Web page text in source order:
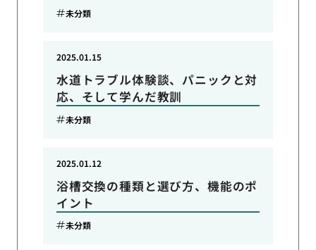
未分類
水道トラブル体験談、パニックと対
応、そして学んだ教訓
2025.01.15
未分類
浴槽交換の種類と選び方、機能のポ
イント
2025.01.12
未分類